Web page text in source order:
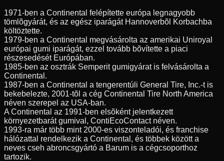
1971-ben a Continental felépítette európa legnagyobb
tömlõgyárát, és az egész iparágát Hannoverbõl Korbachba
költöztette.
1979-ben a Continental megvásárolta az amerikai Uniroyal
európai gumi iparágát, ezzel tovább bõvítette a piaci
részesedését Európában.
1985-ben az osztrák Semperit gumigyárat is felvásárolta a
Continental.
1987-ben a Continental a tengerentúli General Tire, Inc.-t is
bekebelezte, 2001-tõl a cég Continental Tire North America
néven szerepel az USA-ban.
A Continental az 1991-ben elsõként jelentkezett
környezetbarát gumival, ContiEcoContact néven.
1993-ra már több mint 2000-es viszonteladói, és franchise
hálózattal rendelkezik a Continental, és többek között a
neves cseh abroncsgyártó a Barum is a cégcsoporthoz
tartozik.